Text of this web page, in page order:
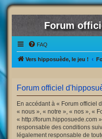
Forum
FAQ
Vers hipposuède, le jeu !
Forum officiel
En accédant à « Forum officiel
« nous », « notre », « nos », «
« http://forum.hipposuede.com
responsable des conditions
légalement responsable de